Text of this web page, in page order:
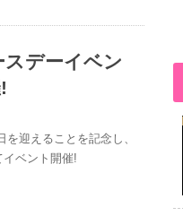
スデーイベン
を迎えることを記念し、
イベント開催!